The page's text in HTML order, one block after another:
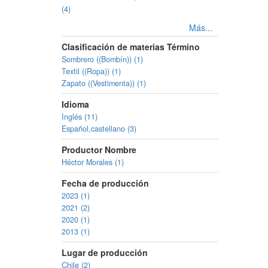
(4)
Más...
Clasificación de materias Término
Sombrero ((Bombín)) (1)
Textil ((Ropa)) (1)
Zapato ((Vestimenta)) (1)
Idioma
Inglés (11)
Español,castellano (3)
Productor Nombre
Héctor Morales (1)
Fecha de producción
2023 (1)
2021 (2)
2020 (1)
2013 (1)
Lugar de producción
Chile (2)